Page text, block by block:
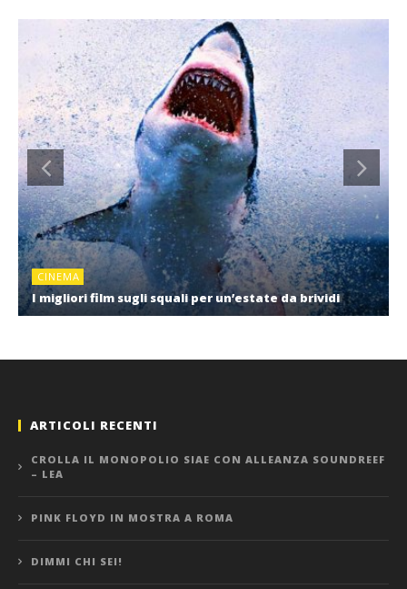
CINEMA
I migliori film sugli squali per un’estate da brividi
ARTICOLI RECENTI
CROLLA IL MONOPOLIO SIAE CON ALLEANZA SOUNDREEF
– LEA
PINK FLOYD IN MOSTRA A ROMA
DIMMI CHI SEI!